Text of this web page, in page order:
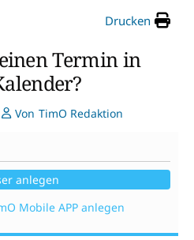
Drucken
Termin in
Von TimO Redaktion
anlegen
Mobile APP anlegen